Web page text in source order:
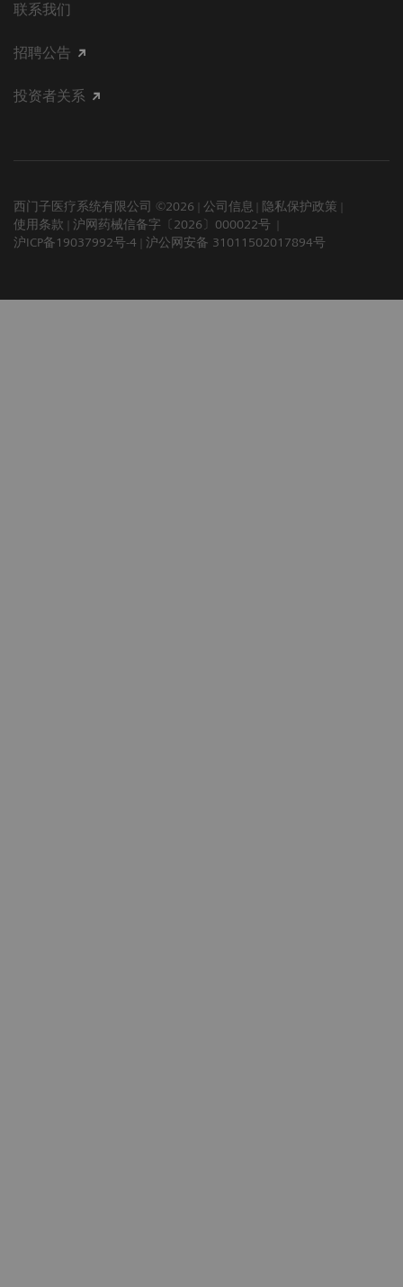
联系我们
招聘公告
投资者关系
西门子医疗系统有限公司 ©2026 公司信息
隐私保护政策
使用条款
沪网药械信备字〔2026〕000022号
沪ICP备19037992号-4
沪公网安备 31011502017894号